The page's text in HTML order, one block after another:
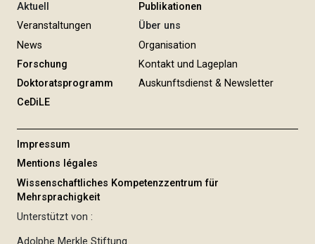
Aktuell
Veranstaltungen
News
Forschung
Doktoratsprogramm
CeDiLE
Publikationen
Über uns
Organisation
Kontakt und Lageplan
Auskunftsdienst & Newsletter
Impressum
Mentions légales
Wissenschaftliches Kompetenzzentrum für
Mehrsprachigkeit
Unterstützt von :